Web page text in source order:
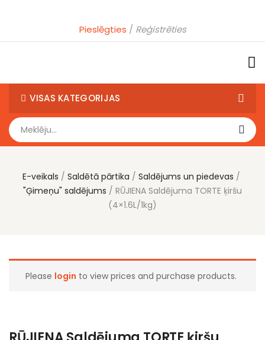
Pieslēgties Reģistrēties
VISAS KATEGORIJAS
E-veikals Saldētā pārtika
Saldējums un piedevas
"Ģimeņu" saldējums
RŪJIENA Saldējuma TORTE ķiršu
(4×1.6L/1kg)
Please login to view prices and purchase products.